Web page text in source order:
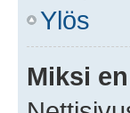
Ylös
Miksi